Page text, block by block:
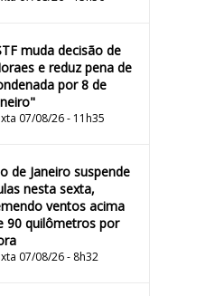
muda decisão de
e reduz pena de
por 8 de
07/08/26 - 11h35
de Janeiro suspende
nesta sexta,
ventos acima
90 quilômetros por
07/08/26 - 8h32